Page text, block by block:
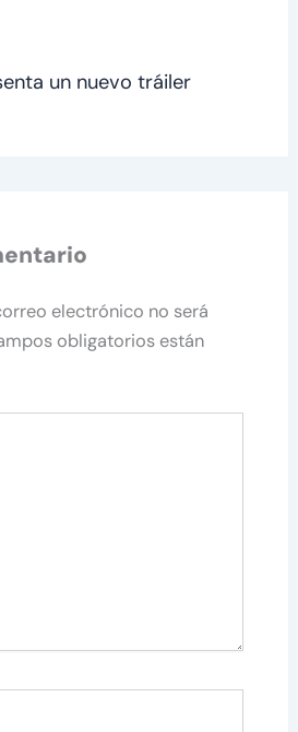
un nuevo tráiler
electrónico no será
obligatorios están